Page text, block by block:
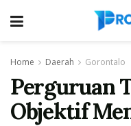
Home Daerah Gorontalo
Perguruan
Objektif